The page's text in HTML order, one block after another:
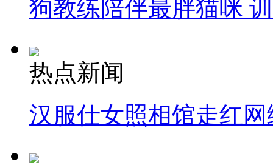
狗教练陪伴最胖猫咪
热点新闻
汉服仕女照相馆走红网